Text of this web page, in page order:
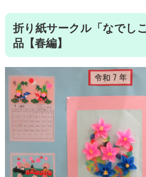
折り紙サークル「なでし
品【春編】